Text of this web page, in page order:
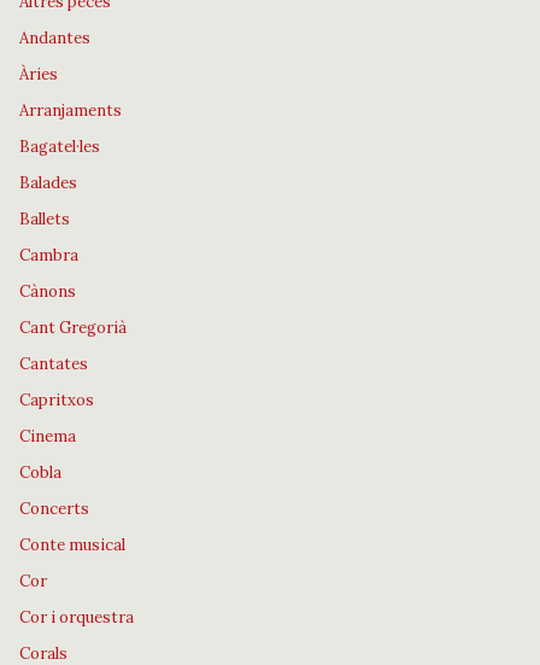
Andantes
Àries
Arranjaments
Bagatel·les
Balades
Ballets
Cambra
Cànons
Cant Gregorià
Cantates
Capritxos
Cinema
Cobla
Concerts
Conte musical
Cor
Cor i orquestra
Corals